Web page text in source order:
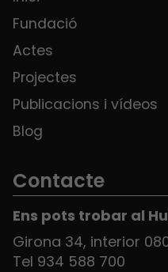
Fundació
Actes
Projectes
Publicacions i vídeos
Blog
Contacte
Ens pots trobar al
Girona 34, interior
Tel 934 588 700